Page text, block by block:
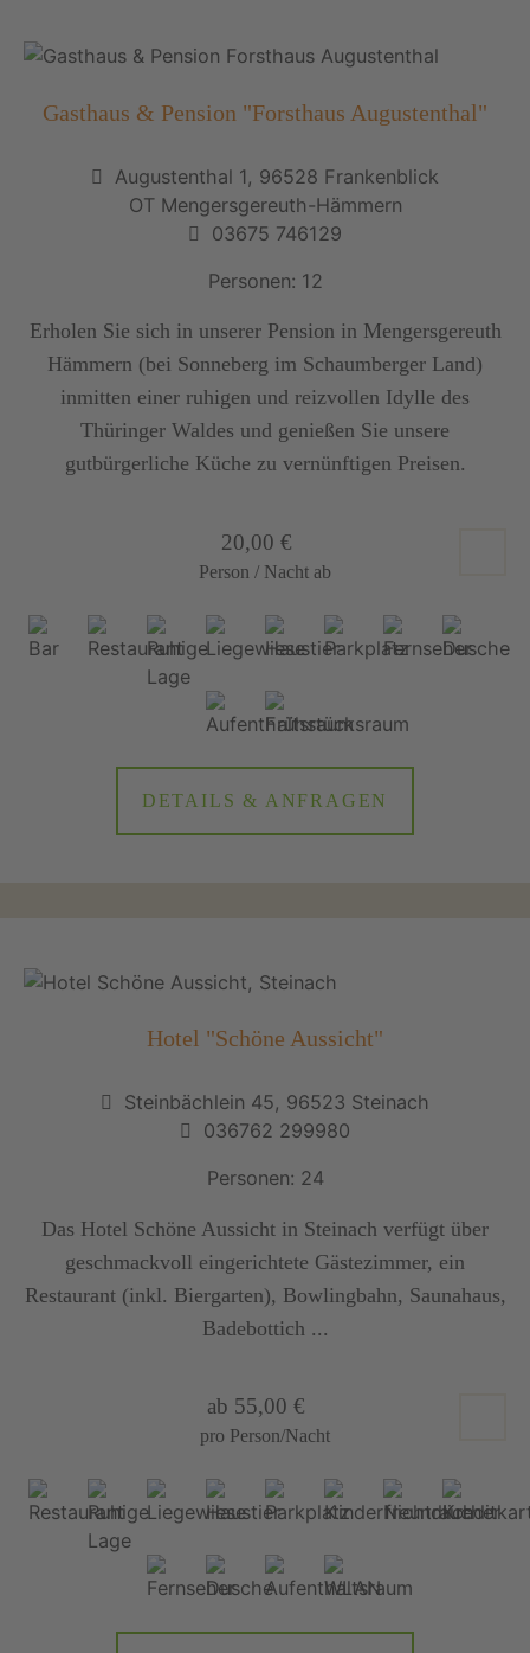
Gasthaus & Pension "Forsthaus Augustenthal"
Augustenthal 1, 96528 Frankenblick
OT Mengersgereuth-Hämmern
03675 746129
Personen: 12
Erholen Sie sich in unserer Pension in Mengersgereuth
Hämmern (bei Sonneberg im Schaumberger Land)
inmitten einer ruhigen und reizvollen Idylle des
Thüringer Waldes und genießen Sie unsere
gutbürgerliche Küche zu vernünftigen Preisen.
20,00 €
Person / Nacht ab
DETAILS & ANFRAGEN
Hotel "Schöne Aussicht"
Steinbächlein 45, 96523 Steinach
036762 299980
Personen: 24
Das Hotel Schöne Aussicht in Steinach verfügt über
geschmackvoll eingerichtete Gästezimmer, ein
Restaurant (inkl. Biergarten), Bowlingbahn, Saunahaus,
Badebottich ...
ab 55,00 €
pro Person/Nacht